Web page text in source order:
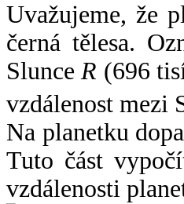
Uvažujeme, že
černá tělesa.
SlunceR (696
vzdálenost mezi
Na planetku
Tuto část
vzdálenosti